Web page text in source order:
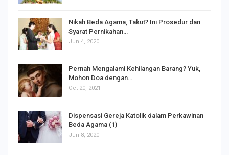
Nikah Beda Agama, Takut? Ini Prosedur dan
Syarat Pernikahan…
Jun 4, 2020
Pernah Mengalami Kehilangan Barang? Yuk,
Mohon Doa dengan…
Oct 20, 2021
Dispensasi Gereja Katolik dalam Perkawinan
Beda Agama (1)
Jun 8, 2020